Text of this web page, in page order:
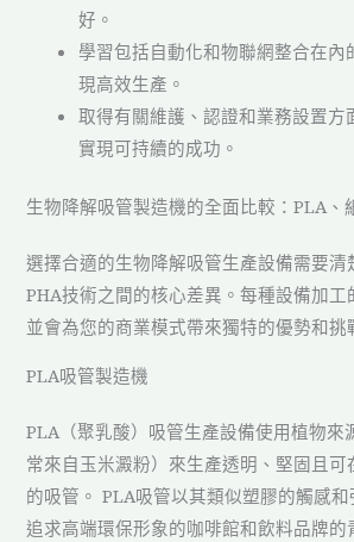
好。
學習包括自動化和物聯網整合在內
現高效生產。
取得有關維護、認證和業務設置方
實現可持續的成功。
生物降解吸管製造機的全面比較：PLA、
選擇合適的生物降解吸管生產設備需要清
PHA技術之間的核心差異。每種設備加工
並會為您的商業模式帶來獨特的優勢和挑
PLA吸管製造機
PLA（聚乳酸）吸管生產設備使用植物來
常來自玉米澱粉）來生產透明、堅固且可
的吸管。 PLA吸管以其類似塑膠的觸感
追求高端環保形象的咖啡館和飲料品牌的